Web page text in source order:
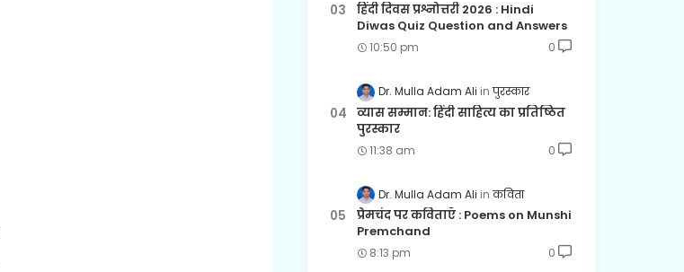
हिंदी दिवस प्रश्नोत्तरी 2026 : Hindi
Diwas Quiz Question and Answers
10:50 pm 0
Dr. Mulla Adam Ali पुरस्कार
व्यास सम्मान: हिंदी साहित्य का प्रतिष्ठित
पुरस्कार
11:38 am 0
Dr. Mulla Adam Ali कविता
प्रेमचंद पर कविताएँ : Poems on Munshi
Premchand
8:13 pm 0